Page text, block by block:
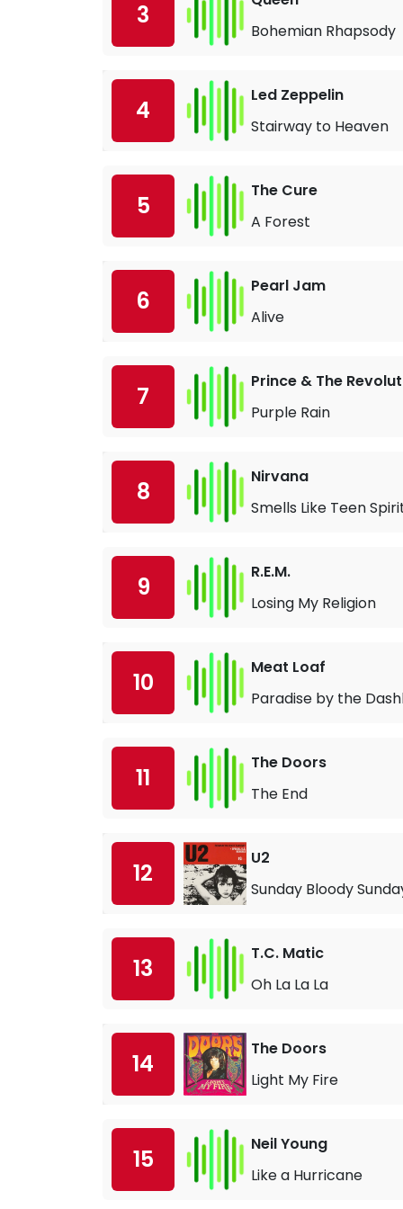
3
Bohemian Rhapsody
4
Led Zeppelin
Stairway to Heaven
5
The Cure
A Forest
6
Pearl Jam
Alive
7
Prince & The
Purple Rain
8
Nirvana
Smells Like Teen
9
R.E.M.
Losing My Religion
10
Meat Loaf
Paradise by the
11
The Doors
The End
12
U2
Sunday Bloody
13
T.C. Matic
Oh La La La
14
The Doors
Light My Fire
15
Neil Young
Like a Hurricane